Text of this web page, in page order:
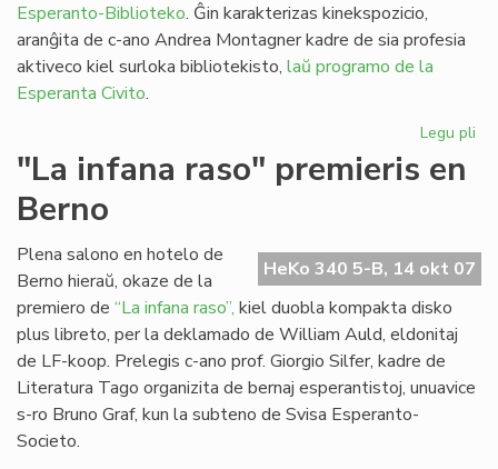
Esperanto-Biblioteko. Ĝin karakterizas kinekspozicio,
aranĝita de c-ano Andrea Montagner kadre de sia profesia
aktiveco kiel surloka bibliotekisto, laŭ programo de la
Esperanta Civito.
Legu pli
"La infana raso" premieris en
Berno
HeKo 340 5-B, 14 okt 07
Plena salono en hotelo de
Berno hieraŭ, okaze de la
premiero de “La infana raso”, kiel duobla kompakta disko
plus libreto, per la deklamado de William Auld, eldonitaj
de LF-koop. Prelegis c-ano prof. Giorgio Silfer, kadre de
Literatura Tago organizita de bernaj esperantistoj, unuavice
s-ro Bruno Graf, kun la subteno de Svisa Esperanto-
Societo.